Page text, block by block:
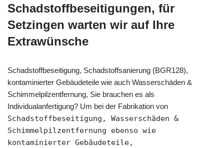
Schadstoffbeseitigungen, für
Setzingen warten wir auf Ihre
Extrawünsche
Schadstoffbeseitigung, Schadstoffsanierung (BGR128),
kontaminierter Gebäudeteile wie auch Wasserschäden &
Schimmelpilzentfernung, Sie brauchen es als
Individualanfertigung? Um bei der Fabrikation von
Schadstoffbeseitigung, Wasserschäden &
Schimmelpilzentfernung ebenso wie
kontaminierter Gebäudeteile,